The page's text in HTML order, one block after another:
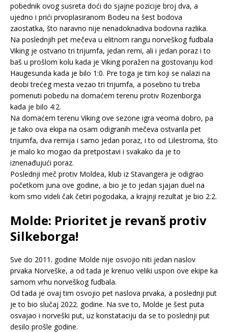
pobednik ovog susreta doći do sjajne pozicije broj dva, a
ujedno i prići prvoplasiranom Bodeu na šest bodova
zaostatka, što naravno nije nenadoknadiva bodovna razlika.
Na poslednjih pet mečeva u elitnom rangu norveškog fudbala
Viking je ostvario tri trijumfa, jedan remi, ali i jedan poraz i to
baš u prošlom kolu kada je Viking poražen na gostovanju kod
Haugesunda kada je bilo 1:0. Pre toga je tim koji se nalazi na
deobi trećeg mesta vezao tri trijumfa, a posebno tu treba
pomenuti pobedu na domaćem terenu protiv Rozenborga
kada je bilo 4:2.
Na domaćem terenu Viking ove sezone igra veoma dobro, pa
je tako ova ekipa na osam odigranih mečeva ostvarila pet
trijumfa, dva remija i samo jedan poraz, i to od Lilestroma, što
je malo ko mogao da pretpostavi i svakako da je to
iznenađujući poraz.
Poslednji meč protiv Moldea, klub iz Stavangera je odigrao
početkom juna ove godine, a bio je to jedan sjajan duel na
kom smo videli čak četiri pogodaka, a krajnji rezultat je bio 2:2.
Molde: Prioritet je revanš protiv
Silkeborga!
Sve do 2011. godine Molde nije osvojio niti jedan naslov
prvaka Norveške, a od tada je krenuo veliki uspon ove ekipe ka
samom vrhu norveškog fudbala.
Od tada je ovaj tim osvojio pet naslova prvaka, a poslednji put
je to bio slučaj 2022. godine. Na sve to, Molde je šest puta
osvajao i norveški put, uz konstataciju da se to poslednji put
desilo prošle godine.